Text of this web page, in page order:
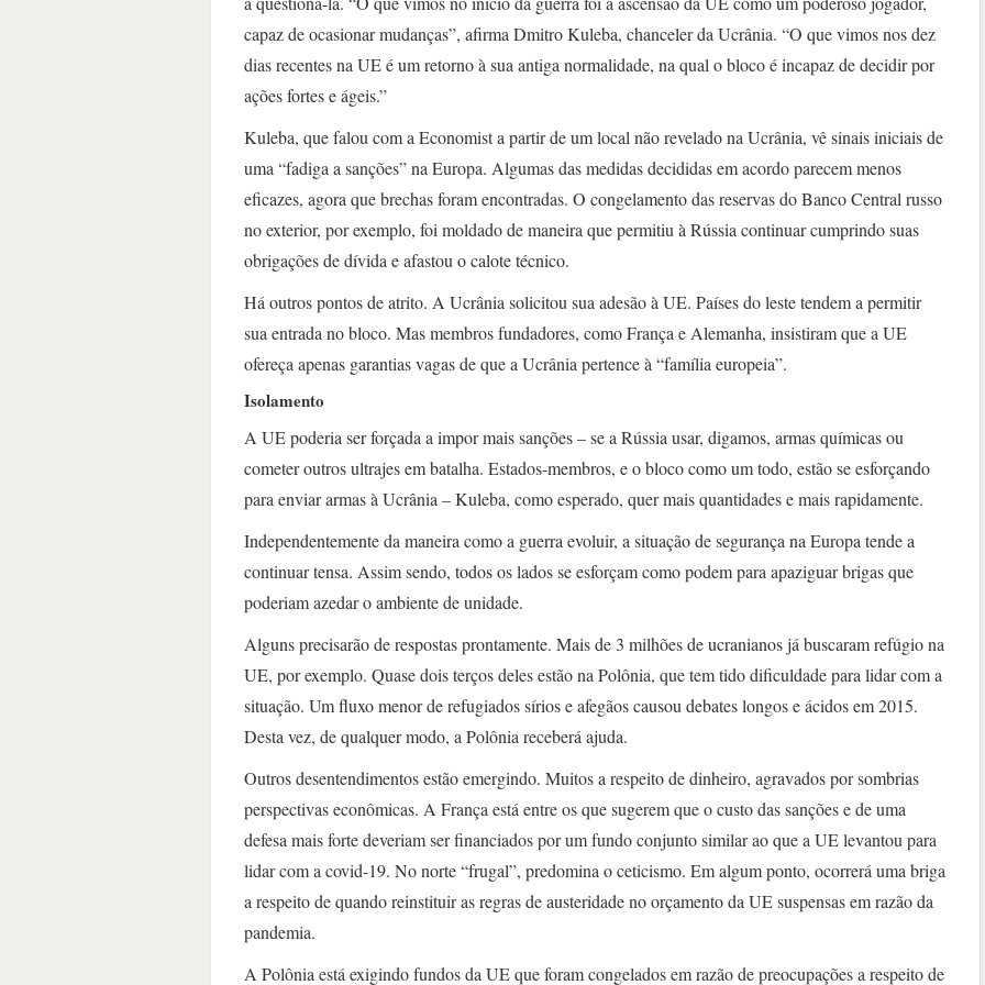
capaz de ocasionar mudanças”, afirma Dmitro Kuleba, chanceler da Ucrânia. “O que vimos nos dez
dias recentes na UE é um retorno à sua antiga normalidade, na qual o bloco é incapaz de decidir por
ações fortes e ágeis.”
Kuleba, que falou com a Economist a partir de um local não revelado na Ucrânia, vê sinais iniciais de
uma “fadiga a sanções” na Europa. Algumas das medidas decididas em acordo parecem menos
eficazes, agora que brechas foram encontradas. O congelamento das reservas do Banco Central russo
no exterior, por exemplo, foi moldado de maneira que permitiu à Rússia continuar cumprindo suas
obrigações de dívida e afastou o calote técnico.
Há outros pontos de atrito. A Ucrânia solicitou sua adesão à UE. Países do leste tendem a permitir
sua entrada no bloco. Mas membros fundadores, como França e Alemanha, insistiram que a UE
ofereça apenas garantias vagas de que a Ucrânia pertence à “família europeia”.
Isolamento
A UE poderia ser forçada a impor mais sanções – se a Rússia usar, digamos, armas químicas ou
cometer outros ultrajes em batalha. Estados-membros, e o bloco como um todo, estão se esforçando
para enviar armas à Ucrânia – Kuleba, como esperado, quer mais quantidades e mais rapidamente.
Independentemente da maneira como a guerra evoluir, a situação de segurança na Europa tende a
continuar tensa. Assim sendo, todos os lados se esforçam como podem para apaziguar brigas que
poderiam azedar o ambiente de unidade.
Alguns precisarão de respostas prontamente. Mais de 3 milhões de ucranianos já buscaram refúgio na
UE, por exemplo. Quase dois terços deles estão na Polônia, que tem tido dificuldade para lidar com a
situação. Um fluxo menor de refugiados sírios e afegãos causou debates longos e ácidos em 2015.
Desta vez, de qualquer modo, a Polônia receberá ajuda.
Outros desentendimentos estão emergindo. Muitos a respeito de dinheiro, agravados por sombrias
perspectivas econômicas. A França está entre os que sugerem que o custo das sanções e de uma
defesa mais forte deveriam ser financiados por um fundo conjunto similar ao que a UE levantou para
lidar com a covid-19. No norte “frugal”, predomina o ceticismo. Em algum ponto, ocorrerá uma briga
a respeito de quando reinstituir as regras de austeridade no orçamento da UE suspensas em razão da
pandemia.
A Polônia está exigindo fundos da UE que foram congelados em razão de preocupações a respeito de